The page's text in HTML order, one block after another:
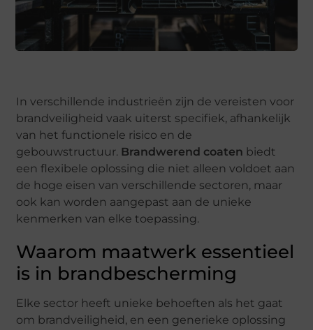
In verschillende industrieën zijn de vereisten voor
brandveiligheid vaak uiterst specifiek, afhankelijk
van het functionele risico en de
gebouwstructuur. Brandwerend coaten biedt
een flexibele oplossing die niet alleen voldoet aan
de hoge eisen van verschillende sectoren, maar
ook kan worden aangepast aan de unieke
kenmerken van elke toepassing.
Waarom maatwerk essentieel
is in brandbescherming
Elke sector heeft unieke behoeften als het gaat
om brandveiligheid, en een generieke oplossing